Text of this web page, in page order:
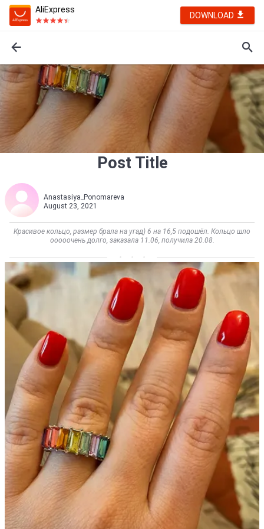
AliExpress
DOWNLOAD
Post Title
Anastasiya_Ponomareva
August 23, 2021
Красивое кольцо, размер брала на угад) 6 на 16,5 подошёл. Кольцо шло
ооооочень долго, заказала 11.06, получила 20.08.